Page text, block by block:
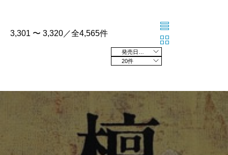
3,301 〜 3,320／全4,565件
20件